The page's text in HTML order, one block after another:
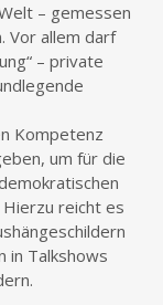
– gemessen
Vor allem darf
– private
Kompetenz
um für die
reicht es
in Talkshows